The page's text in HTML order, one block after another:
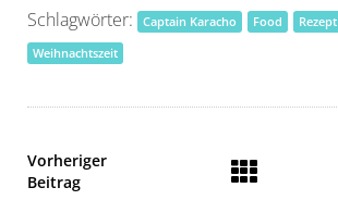
Schlagwörter: Captain Karacho Food Rezept
Weihnachtszeit
Vorheriger
Beitrag